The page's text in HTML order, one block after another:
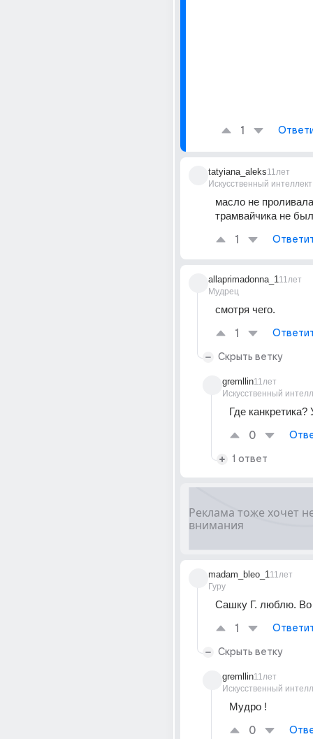
1
tatyiana_aleks
Искусственный интеллект
11лет
масло не
трамвайчика не
1
allaprimadonna_1
Мудрец
11лет
смотря чего.
1
Скрыть ветку
gremllin
Искусственный
11лет
Где
0
1 ответ
madam_bleo_1
Гуру
11лет
Сашку Г. люблю. Во
1
Скрыть ветку
gremllin
Искусственный
11лет
Мудро !
0